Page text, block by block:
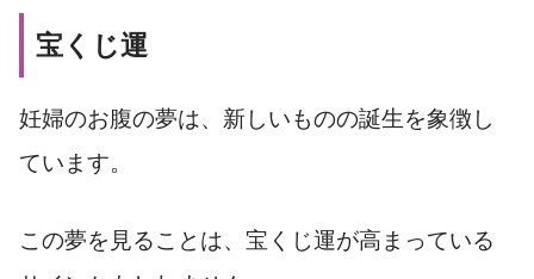
宝くじ運
妊婦のお腹の夢は、新しいものの誕生を象徴し
ています。
この夢を見ることは、宝くじ運が高まっている